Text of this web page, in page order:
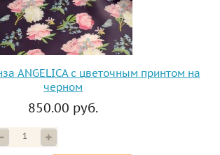
ANGELICA с цветочным принтом на
черном
850.00 руб.